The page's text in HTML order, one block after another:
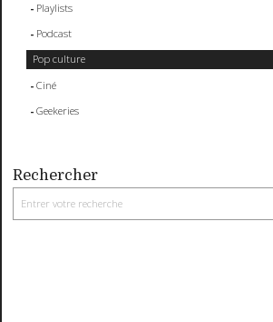
Playlists
Podcast
Pop culture
Ciné
Geekeries
Rechercher